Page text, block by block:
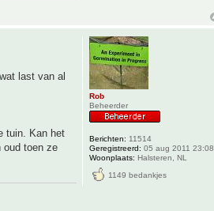
last van al
tuin. Kan het
oud toen ze
Rob
Beheerder
Berichten: 11514
Geregistreerd: 05 aug 2011 23:08
Woonplaats: Halsteren, NL
1149 bedankjes